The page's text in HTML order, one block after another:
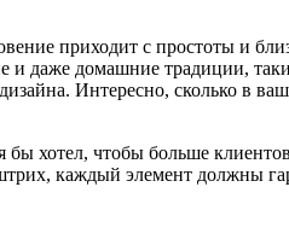
приходит с простоты и
даже домашние традиции,
Интересно, сколько в
хотел, чтобы больше
каждый элемент должны